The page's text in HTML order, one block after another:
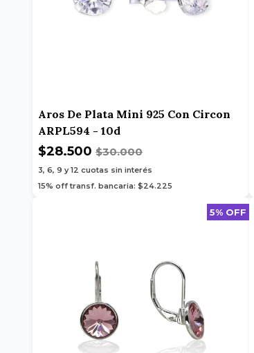
Aros De Plata Mini 925 Con Circon
ARPL594 - 10d
$28.500 $30.000
3, 6, 9 y 12 cuotas sin interés
15% off transf. bancaria: $24.225
5% OFF